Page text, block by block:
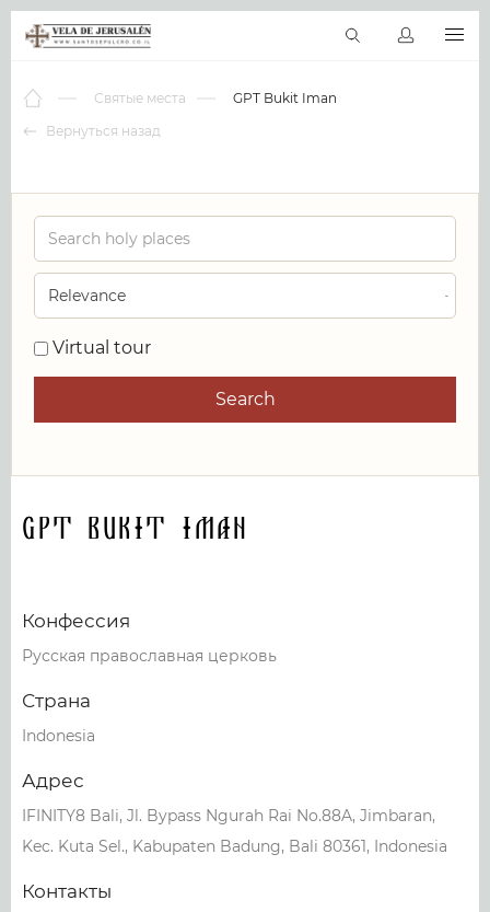
Виртуальные туры
RU
Вернуться назад
Святые места GPT Bukit Iman
Virtual tour
Search
GPT Bukit Iman
Конфессия
Русская православная церковь
Страна
Indonesia
Адрес
IFINITY8 Bali, Jl. Bypass Ngurah Rai No.88A, Jimbaran,
Kec. Kuta Sel., Kabupaten Badung, Bali 80361, Indonesia
Контакты